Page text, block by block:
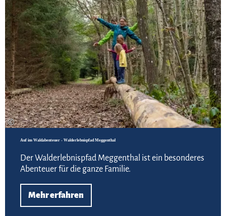
©
Auf ins Waldabenteuer - Walderlebnispfad Meggenthal
Der Walderlebnispfad Meggenthal ist ein besonderes
Abenteuer für die ganze Familie.
Mehr erfahren